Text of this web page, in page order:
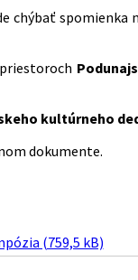
chýbať spomienka
kultúrneho
dokumente.
(759,5 kB)